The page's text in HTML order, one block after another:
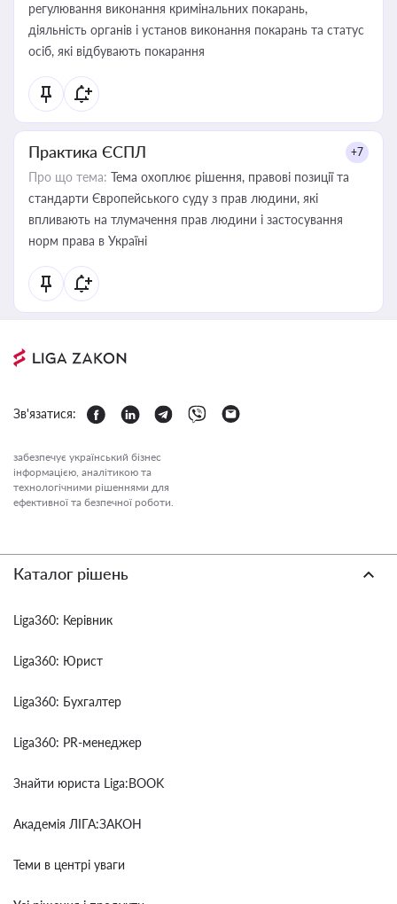
регулювання виконання кримінальних покарань,
діяльність органів і установ виконання покарань та статус
осіб, які відбувають покарання
Практика ЄСПЛ +7
Про що тема: Тема охоплює рішення, правові позиції та
стандарти Європейського суду з прав людини, які
впливають на тлумачення прав людини і застосування
норм права в Україні
Зв'язатися:
забезпечує український бізнес
інформацією, аналітикою та
технологічними рішеннями для
ефективної та безпечної роботи.
Каталог рішень
Liga360: Керівник
Liga360: Юрист
Liga360: Бухгалтер
Liga360: PR-менеджер
Знайти юриста Liga:BOOK
Академія ЛІГА:ЗАКОН
Теми в центрі уваги